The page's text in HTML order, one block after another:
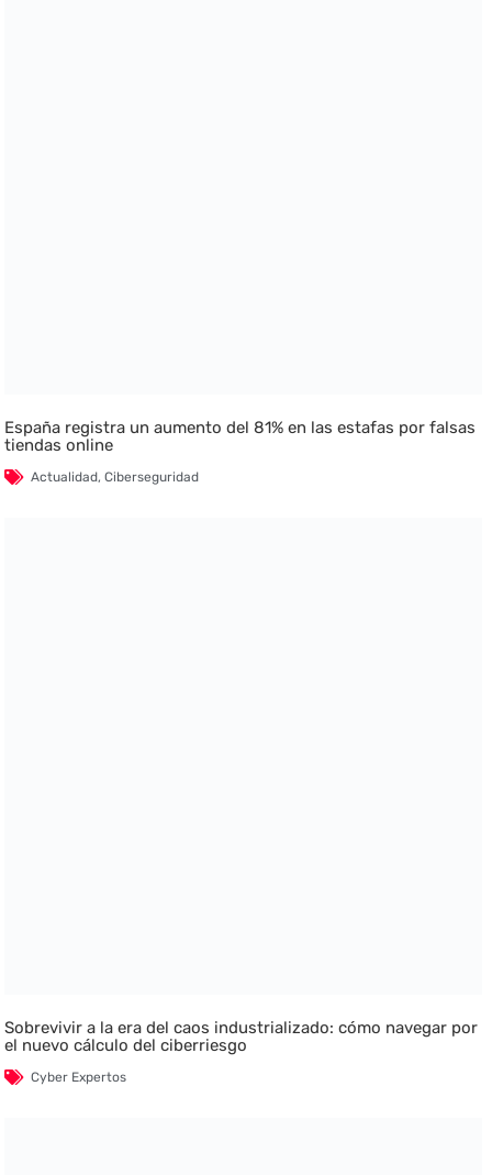
España registra un aumento del 81% en las estafas por falsas
tiendas online
Actualidad,Ciberseguridad
Sobrevivir a la era del caos industrializado: cómo navegar por
el nuevo cálculo del ciberriesgo
Cyber Expertos